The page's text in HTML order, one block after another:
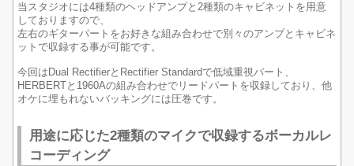
当スタジオには4種類のヘッドアンプと2種類のキャビネットを用意
しておりますので、
左右のギターパートをお好きな組み合わせで別々のアンプとキャビネ
ットで収録する事が可能です。
今回はDual RectifierとRectifier Standardで低域重視パート、
HERBERTと1960Aの組み合わせでリードパートを収録しており、他
オケに埋もれないバッキングには圧巻です。
用途に応じた2種類のマイクで収録するボーカルレ
コーディング